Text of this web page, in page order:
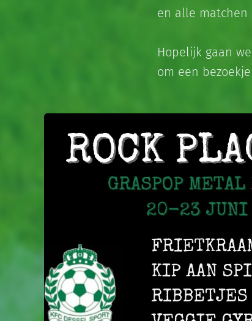
en alle matchen
Hopelijk gaan
om een